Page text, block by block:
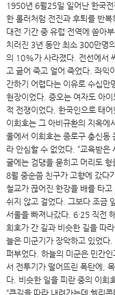
1950년 6월25일 일어난 한국
한 롤러처럼 전진과 후퇴를 반
대전 기간 중 유럽 전역에 쏟아
치러진 3년 동안 최소 300만명
의 10%가 사라졌다. 전선에서
고 굶어 죽고 얼어 죽었다. 좌익
간하기 어렵다는 이유로 수십만
현장이었다. 증오는 여자도 아
적 전쟁이었다. 한국인으로 태
이희호는 그 아비규환의 지옥에
울에서 이희호는 종로구 충신동
라 안심할 수 없었다. “교육받은
굴에는 검댕을 묻히고 머리도
8월 중순쯤 친구가 고향에 갔다
철교가 끊어진 한강을 배를 타
쉬지 않고 걸었다. 그보다 조금
서울을 빠져나갔다. 6·25 직전
희호가 간 길과 비슷한 길을 따
늘은 미군기가 장악하고 있었다
퍼부었다. 하늘의 미군은 민간
서 전투기가 떨어뜨린 폭탄에,
다. 비슷한 일을 피란 중의 이희
“큰길을 따라 내려가는데 헬리